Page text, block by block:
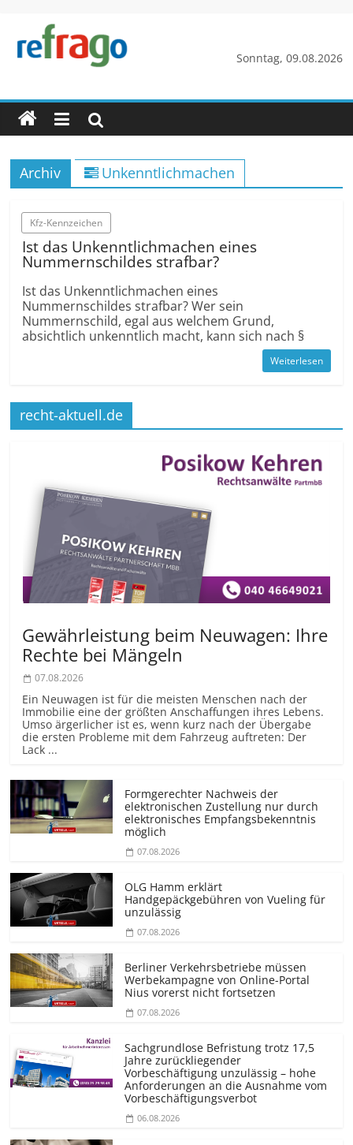
springen
Sonntag, 09.08.2026
refrago
Rechtsfragen
online
verständlich
erklärt
Archiv Unkenntlichmachen
Kfz-Kennzeichen
Ist das Unkenntlichmachen eines
Nummernschildes strafbar?
Ist das Unkenntlichmachen eines
Nummernschildes strafbar? Wer sein
Nummernschild, egal aus welchem Grund,
absichtlich unkenntlich macht, kann sich nach §
Weiterlesen
recht-aktuell.de
Gewährleistung beim Neuwagen: Ihre
Rechte bei Mängeln
07.08.2026
Ein Neuwagen ist für die meisten Menschen nach der
Immobilie eine der größten Anschaffungen ihres Lebens.
Umso ärgerlicher ist es, wenn kurz nach der Übergabe
die ersten Probleme mit dem Fahrzeug auftreten: Der
Lack ...
Formgerechter Nachweis der
elektronischen Zustellung nur durch
elektronisches Empfangsbekenntnis
möglich
07.08.2026
OLG Hamm erklärt
Handgepäckgebühren von Vueling für
unzulässig
07.08.2026
Berliner Verkehrsbetriebe müssen
Werbekampagne von Online-Portal
Nius vorerst nicht fortsetzen
07.08.2026
Sachgrundlose Befristung trotz 17,5
Jahre zurückliegender
Vorbeschäftigung unzulässig – hohe
Anforderungen an die Ausnahme vom
Vorbeschäf­tigungsverbot
06.08.2026